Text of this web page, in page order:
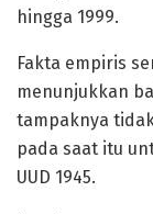
hingga 1999.
Fakta empiris
menunjukkan
tampaknya
pada saat itu
UUD 1945.